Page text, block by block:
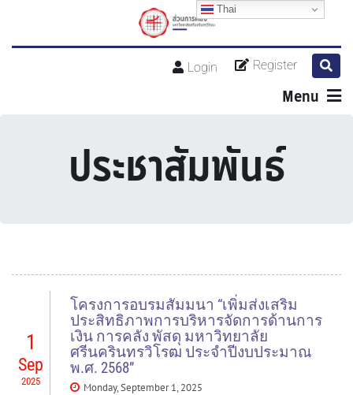
Register
Login
Menu
ประชาสัมพันธ์
1
Sep
2025
โครงการอบรมสัมมนา “เพิ่มส่งเสริม
ประสิทธิภาพการบริหารจัดการด้านการ
เงิน การคลัง พัสดุ มหาวิทยาลัย
ศรีนครินทรวิโรฒ ประจำปีงบประมาณ
พ.ศ. 2568”
Monday, September 1, 2025
Thai